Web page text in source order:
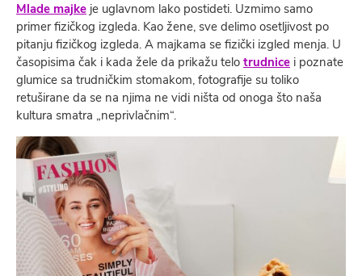
Mlade majke je uglavnom lako postideti. Uzmimo samo
primer fizičkog izgleda. Kao žene, sve delimo osetljivost po
pitanju fizičkog izgleda. A majkama se fizički izgled menja. U
časopisima čak i kada žele da prikažu telo trudnice i poznate
glumice sa trudničkim stomakom, fotografije su toliko
retuširane da se na njima ne vidi ništa od onoga što naša
kultura smatra „neprivlačnim“.